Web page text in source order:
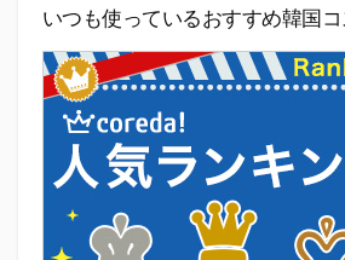
いつも使っているおすすめ韓国